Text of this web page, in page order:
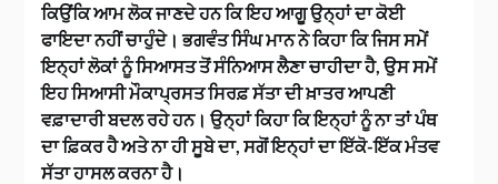
ਕਿਉਂਕਿ ਆਮ ਲੋਕ ਜਾਣਦੇ ਹਨ ਕਿ ਇਹ ਆਗੂ ਉਨ੍ਹਾਂ ਦਾ ਕੋਈ
ਫਾਇਦਾ ਨਹੀਂ ਚਾਹੁੰਦੇ। ਭਗਵੰਤ ਸਿੰਘ ਮਾਨ ਨੇ ਕਿਹਾ ਕਿ ਜਿਸ ਸਮੇਂ
ਇਨ੍ਹਾਂ ਲੋਕਾਂ ਨੂੰ ਸਿਆਸਤ ਤੋਂ ਸੰਨਿਆਸ ਲੈਣਾ ਚਾਹੀਦਾ ਹੈ, ਉਸ ਸਮੇਂ
ਇਹ ਸਿਆਸੀ ਮੌਕਾਪ੍ਰਸਤ ਸਿਰਫ਼ ਸੱਤਾ ਦੀ ਖ਼ਾਤਰ ਆਪਣੀ
ਵਫ਼ਾਦਾਰੀ ਬਦਲ ਰਹੇ ਹਨ। ਉਨ੍ਹਾਂ ਕਿਹਾ ਕਿ ਇਨ੍ਹਾਂ ਨੂੰ ਨਾ ਤਾਂ ਪੰਥ
ਦਾ ਫ਼ਿਕਰ ਹੈ ਅਤੇ ਨਾ ਹੀ ਸੂਬੇ ਦਾ, ਸਗੋਂ ਇਨ੍ਹਾਂ ਦਾ ਇੱਕੋ-ਇੱਕ ਮੰਤਵ
ਸੱਤਾ ਹਾਸਲ ਕਰਨਾ ਹੈ।